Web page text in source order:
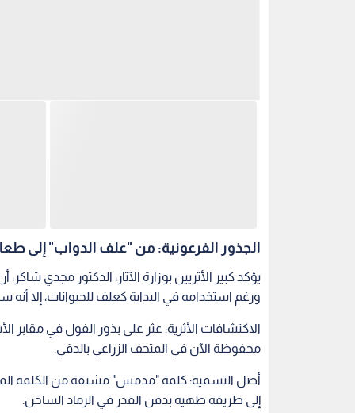
الجذور الفرعونية: من "علف الدواب" إلى
يؤكد كبير الأثريين بوزارة الآثار، الدكتور مجدي
ورغم استخدامه في البداية كعلف للحيوانات، إلا أنه
الاكتشافات الأثرية: عثر على بذور الفول في مقابر
محفوظة الآن في المتحف الزراعي بالدقي.
أصل التسمية: كلمة "مدمس" مشتقة من الكلمة
إلى طريقة طهيه بدفن القدر في الرماد الساخن.